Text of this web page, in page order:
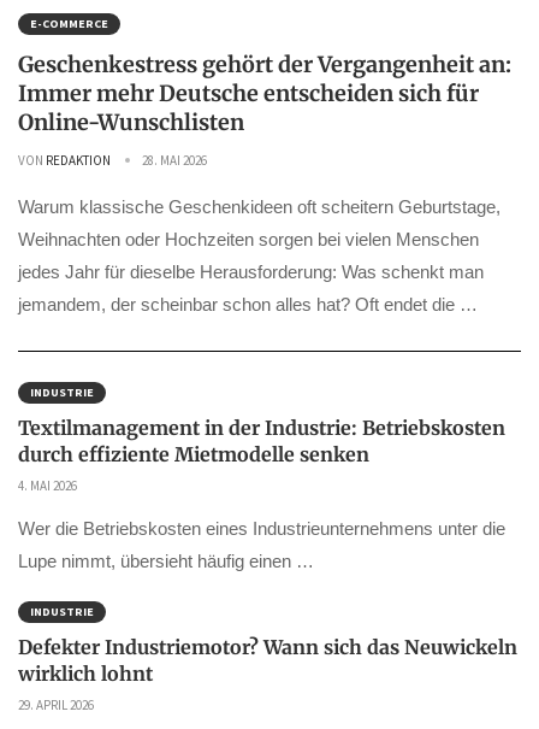
E-COMMERCE
Geschenkestress gehört der Vergangenheit an:
Immer mehr Deutsche entscheiden sich für
Online-Wunschlisten
VON REDAKTION 28. MAI 2026
Warum klassische Geschenkideen oft scheitern Geburtstage,
Weihnachten oder Hochzeiten sorgen bei vielen Menschen
jedes Jahr für dieselbe Herausforderung: Was schenkt man
jemandem, der scheinbar schon alles hat? Oft endet die …
INDUSTRIE
Textilmanagement in der Industrie: Betriebskosten
durch effiziente Mietmodelle senken
4. MAI 2026
Wer die Betriebskosten eines Industrieunternehmens unter die
Lupe nimmt, übersieht häufig einen …
INDUSTRIE
Defekter Industriemotor? Wann sich das Neuwickeln
wirklich lohnt
29. APRIL 2026